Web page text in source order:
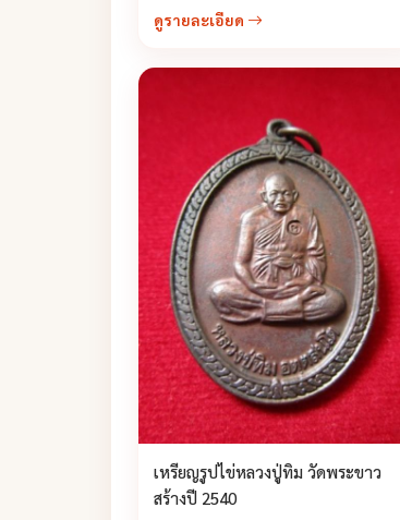
กลับมาอีก เพราะท่านให้การต้อนรับทุกคน
ดูรายละเอียด
เหรียญรูปไข่หลวงปู่ทิม วัดพระขาว
สร้างปี 2540